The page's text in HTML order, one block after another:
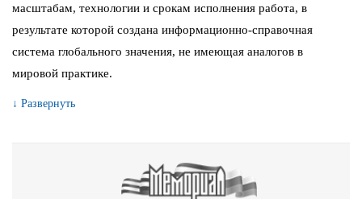
масштабам, технологии и срокам исполнения работа, в
результате которой создана информационно-справочная
система глобального значения, не имеющая аналогов в
мировой практике.
↓ Развернуть